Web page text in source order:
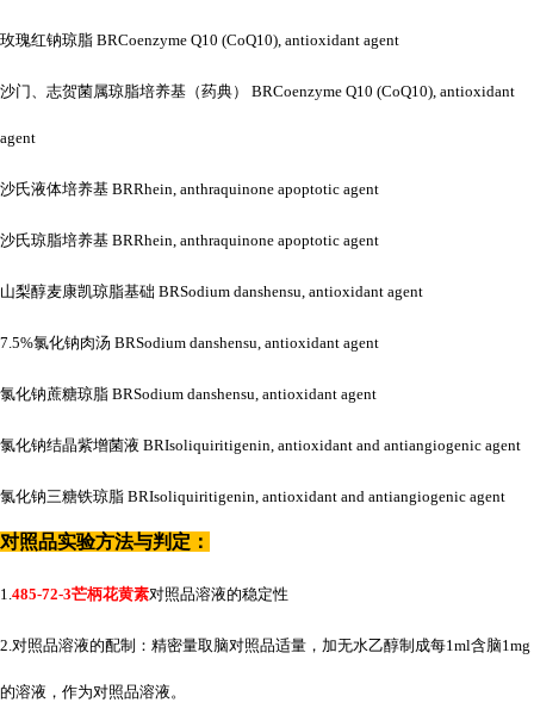
玫瑰红钠琼脂 BRCoenzyme Q10 (CoQ10), antioxidant agent
沙门、志贺菌属琼脂培养基（药典） BRCoenzyme Q10 (CoQ10), antioxidant
agent
沙氏液体培养基 BRRhein, anthraquinone apoptotic agent
沙氏琼脂培养基 BRRhein, anthraquinone apoptotic agent
山梨醇麦康凯琼脂基础 BRSodium danshensu, antioxidant agent
7.5%氯化钠肉汤 BRSodium danshensu, antioxidant agent
氯化钠蔗糖琼脂 BRSodium danshensu, antioxidant agent
氯化钠结晶紫增菌液 BRIsoliquiritigenin, antioxidant and antiangiogenic agent
氯化钠三糖铁琼脂 BRIsoliquiritigenin, antioxidant and antiangiogenic agent
对照品实验方法与判定：
1.485-72-3芒柄花黄素对照品溶液的稳定性
2.对照品溶液的配制：精密量取脑对照品适量，加无水乙醇制成每1ml含脑1mg
的溶液，作为对照品溶液。